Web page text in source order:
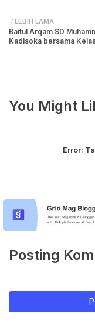
LEBIH LAMA
Baitul Arqam SD
Kadisoka bersama
You Might
Error:
Posting